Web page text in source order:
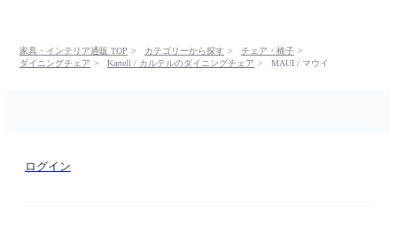
家具・インテリア通販 TOP カテゴリーから探す
チェア・椅子
ダイニングチェア
Kartell / カルテルのダイニングチェア MAUI / マウイ
ログイン